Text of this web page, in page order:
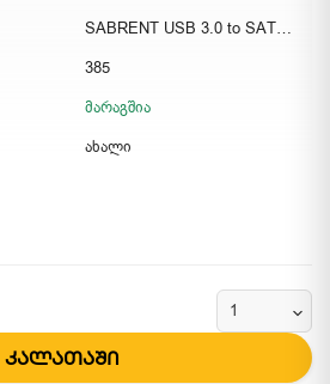
SABRENT USB 3.0 to SATA External Hard Drive
385
მარაგშია
ახალი
კალათაში